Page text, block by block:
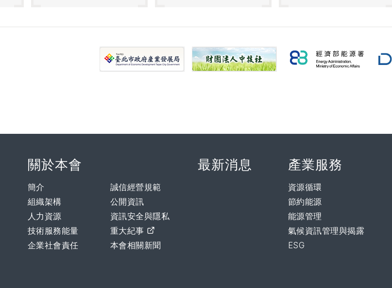
關於本會
簡介
組織架構
人力資源
技術服務能量
企業社會責任
誠信經營規範
公開資訊
資訊安全與隱私
重大紀事
本會相關新聞
最新消息 產業服務
資源循環
節約能源
能源管理
氣候資訊管理與揭露
ESG